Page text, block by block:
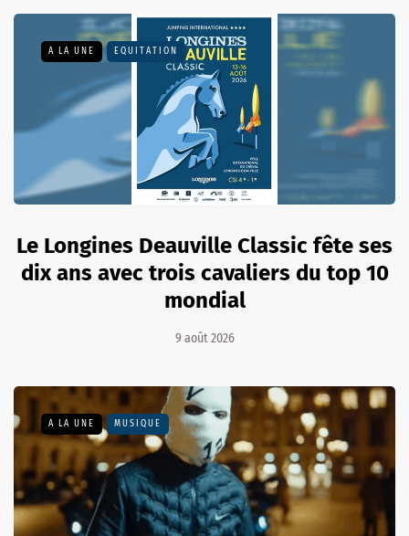
A LA UNE EQUITATION
Le Longines Deauville Classic fête ses
dix ans avec trois cavaliers du top 10
mondial
9 août 2026
A LA UNE MUSIQUE